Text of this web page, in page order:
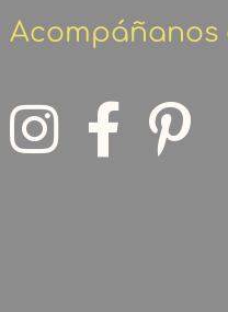
Acompáñanos